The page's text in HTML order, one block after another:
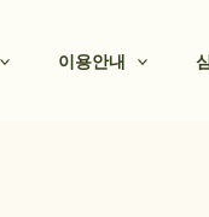
이용안내